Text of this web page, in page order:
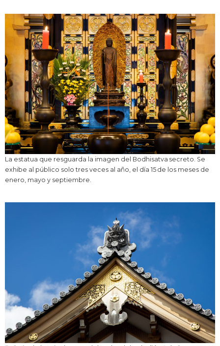
La estatua que resguarda la imagen del Bodhisatva secreto. Se
exhibe al público solo tres veces al año, el día 15 de los meses de
enero, mayo y septiembre.